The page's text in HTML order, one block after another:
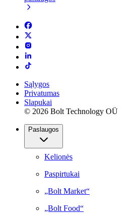
Sąlygos
Privatumas
Slapukai
© 2026 Bolt Technology OÜ
Paslaugos
Kelionės
Paspirtukai
„Bolt Market“
„Bolt Food“